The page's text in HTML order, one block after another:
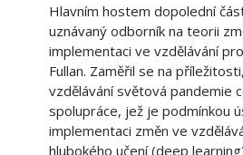
Hlavním hostem dopolední
uznávaný odborník na teorii
implementaci ve vzdělávání
Fullan. Zaměřil se na
vzdělávání světová pandemie
spolupráce, jež je podmínkou
implementaci změn ve
hlubokého učení (deep